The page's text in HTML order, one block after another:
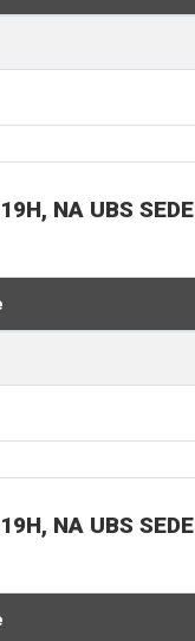
NA UBS SEDE
NA UBS SEDE